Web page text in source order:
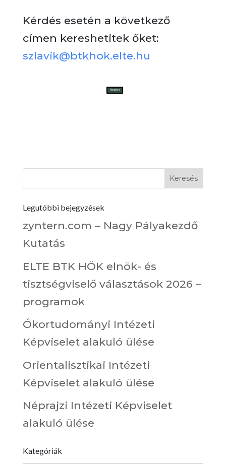
Kérdés esetén a következő
címen kereshetitek őket:
szlavik@btkhok.elte.hu
Meghívó
Legutóbbi bejegyzések
zyntern.com – Nagy Pályakezdő
Kutatás
ELTE BTK HÖK elnök- és
tisztségviselő választások 2026 –
programok
Ókortudományi Intézeti
Képviselet alakuló ülése
Orientalisztikai Intézeti
Képviselet alakuló ülése
Néprajzi Intézeti Képviselet
alakuló ülése
Kategóriák